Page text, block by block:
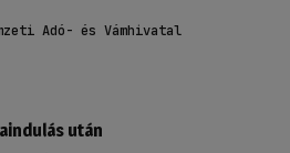
Adó- és Vámhivatal
után